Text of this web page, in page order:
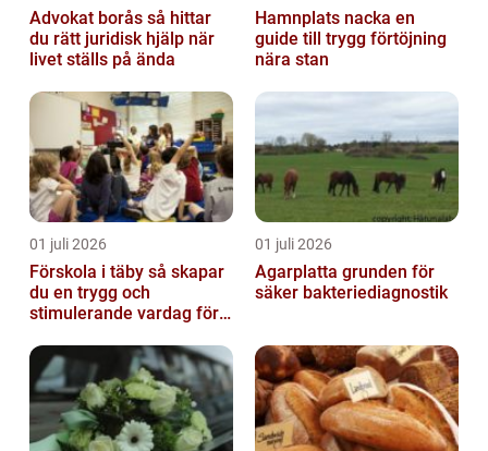
Advokat borås så hittar
du rätt juridisk hjälp när
livet ställs på ända
Hamnplats nacka en
guide till trygg förtöjning
nära stan
01 juli 2026
Förskola i täby så skapar
du en trygg och
stimulerande vardag för
01 juli 2026
Agarplatta grunden för
säker bakteriediagnostik